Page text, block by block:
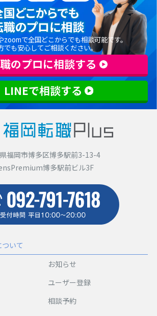
zoomで全国どこからでも相談可能です。
も安心してご相談ください。
のプロに相談する
LINEで相談する
福岡市博多区博多駅前3-13-4
博多駅前ビル3F
いて
お知らせ
ユーザー登録
相談予約